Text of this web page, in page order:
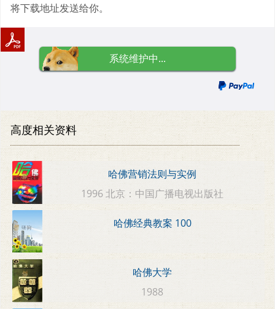
将下载地址发送给你。
系统维护中...
高度相关资料
哈佛营销法则与实例
1996 北京：中国广播电视出版社
哈佛经典教案 100
哈佛大学
1988